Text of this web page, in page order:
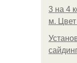
3 на 4
м. Цвет